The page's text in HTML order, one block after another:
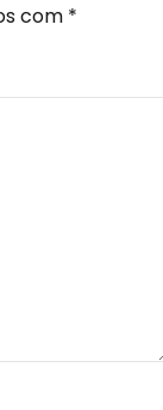
com *